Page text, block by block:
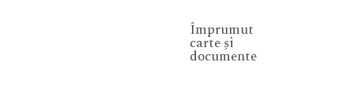
Împrumut
carte și
documente